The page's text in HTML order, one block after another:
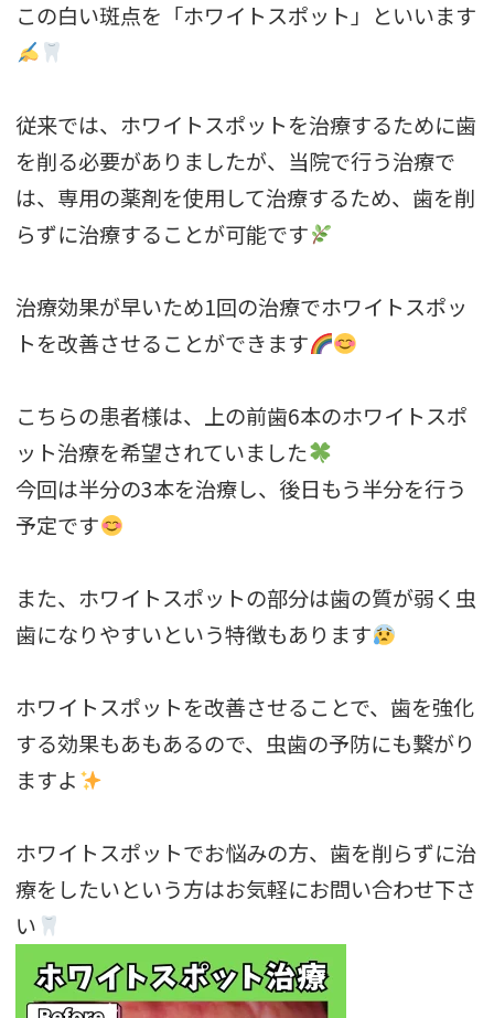
この白い斑点を「ホワイトスポット」といいます
従来では、ホワイトスポットを治療するために歯
を削る必要がありましたが、当院で行う治療で
は、専用の薬剤を使用して治療するため、歯を削
らずに治療することが可能です
治療効果が早いため1回の治療でホワイトスポッ
トを改善させることができます
こちらの患者様は、上の前歯6本のホワイトスポ
ット治療を希望されていました
今回は半分の3本を治療し、後日もう半分を行う
予定です
また、ホワイトスポットの部分は歯の質が弱く虫
歯になりやすいという特徴もあります
ホワイトスポットを改善させることで、歯を強化
する効果もあもあるので、虫歯の予防にも繋がり
ますよ
ホワイトスポットでお悩みの方、歯を削らずに治
療をしたいという方はお気軽にお問い合わせ下さ
い